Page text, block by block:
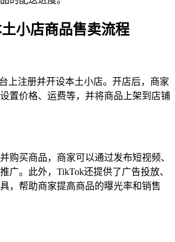
小店商品售卖流程
上注册并开设本土小店。开店后，商家
置价格、运费等，并将商品上架到店铺
购买商品，商家可以通过发布短视频、
广。此外，TikTok还提供了广告投放、
，帮助商家提高商品的曝光率和销售